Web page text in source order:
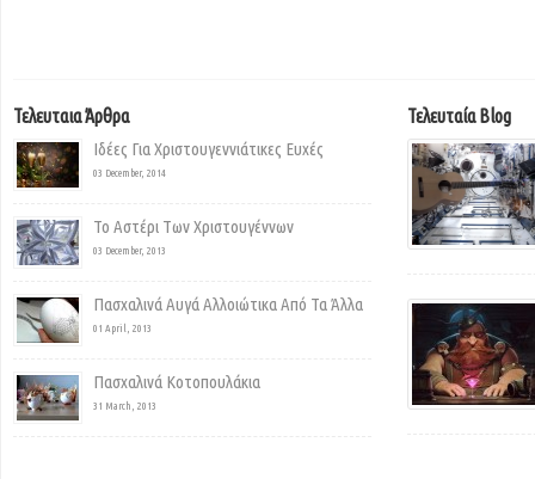
Τελευταια Άρθρα
Ιδέες Για Χριστουγεννιάτικες Ευχές
03 December, 2014
Το Αστέρι Των Χριστουγέννων
03 December, 2013
Πασχαλινά Αυγά Αλλοιώτικα Από Τα Άλλα
01 April, 2013
Πασχαλινά Κοτοπουλάκια
31 March, 2013
Τελευταία Blog